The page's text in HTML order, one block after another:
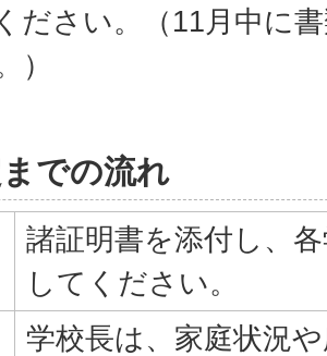
ださい。（11月中に
）
での流れ
諸証明書を添付し、
してください。
学校長は、家庭状況